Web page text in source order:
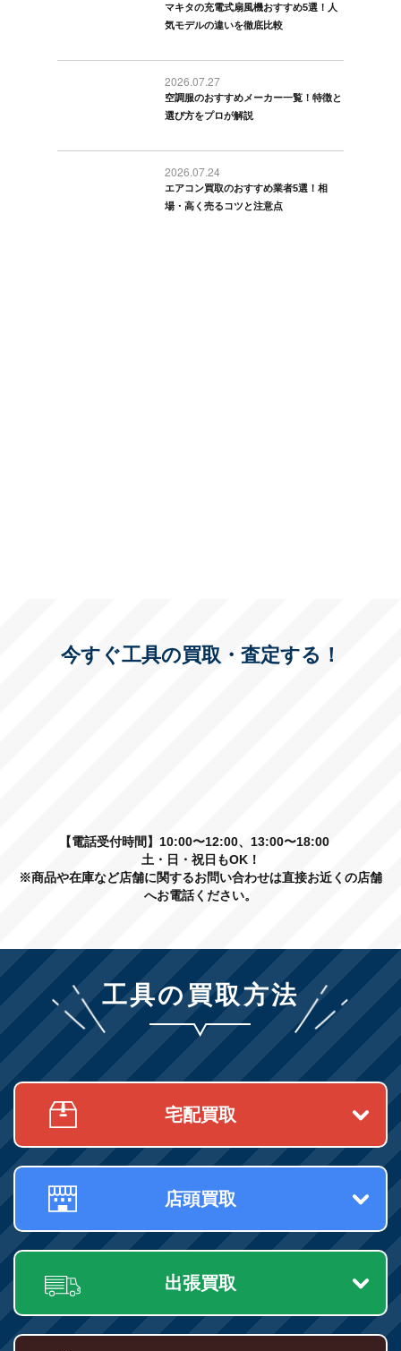
マキタの充電式扇風機おすすめ5選！人
気モデルの違いを徹底比較
2026.07.27
空調服のおすすめメーカー一覧！特徴と
選び方をプロが解説
2026.07.24
エアコン買取のおすすめ業者5選！相
場・高く売るコツと注意点
今すぐ工具の買取・査定する！
【電話受付時間】10:00〜12:00、13:00〜18:00
土・日・祝日もOK！
※商品や在庫など店舗に関するお問い合わせは直接お近くの店舗
へお電話ください。
工具の買取方法
宅配買取
店頭買取
出張買取